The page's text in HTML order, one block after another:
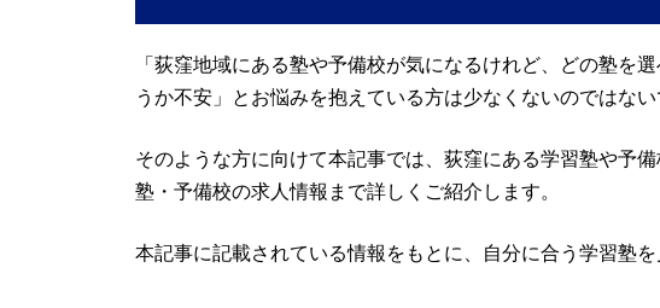
「荻窪地域にある塾や予備校が気になるけれど、どの塾を
うか不安」とお悩みを抱えている方は少なくないのではない
そのような方に向けて本記事では、荻窪にある学習塾や予
塾・予備校の求人情報まで詳しくご紹介します。
本記事に記載されている情報をもとに、自分に合う学習塾を